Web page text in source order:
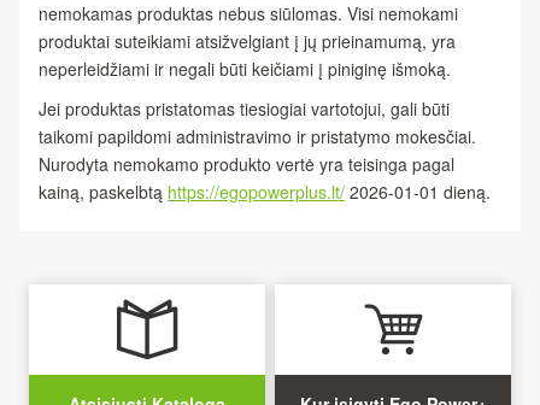
nemokamas produktas nebus siūlomas. Visi nemokami
produktai suteikiami atsižvelgiant į jų prieinamumą, yra
neperleidžiami ir negali būti keičiami į piniginę išmoką.
Jei produktas pristatomas tiesiogiai vartotojui, gali būti
taikomi papildomi administravimo ir pristatymo mokesčiai.
Nurodyta nemokamo produkto vertė yra teisinga pagal
kainą, paskelbtą https://egopowerplus.lt/ 2026-01-01 dieną.